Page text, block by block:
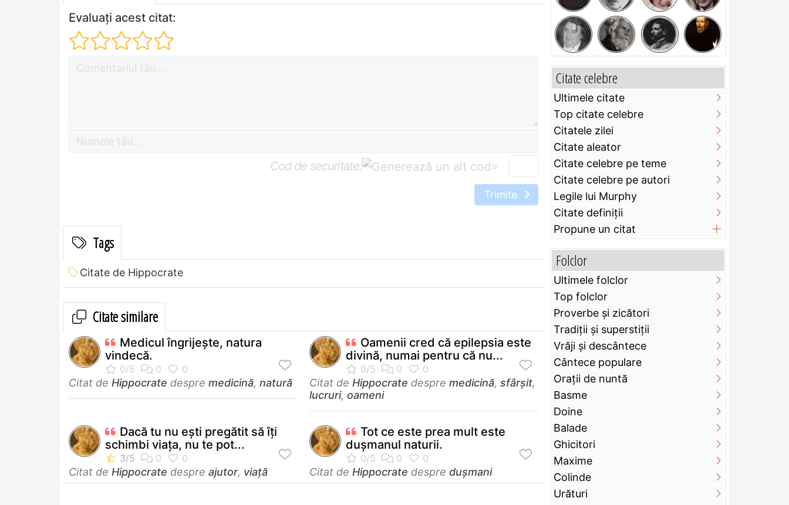
Evaluați acest citat:
Cod de securitate: =
Trimite
Tags
Citate de Hippocrate
Citate similare
Medicul îngrijeşte, natura
vindecă.
Citat de Hippocrate despre medicină, natură
Oamenii cred că epilepsia este
divină, numai pentru că nu...
Citat de Hippocrate despre medicină, sfârșit,
lucruri, oameni
Dacă tu nu eşti pregătit să îţi
schimbi viaţa, nu te pot...
Citat de Hippocrate despre ajutor, viață
Tot ce este prea mult este
duşmanul naturii.
Citat de Hippocrate despre dușmani
Citate celebre
Ultimele citate
Top citate celebre
Citatele zilei
Citate aleator
Citate celebre pe teme
Citate celebre pe autori
Legile lui Murphy
Citate definiţii
Propune un citat
Folclor
Ultimele folclor
Top folclor
Proverbe și zicători
Tradiții și superstiții
Vrăji și descântece
Cântece populare
Orații de nuntă
Basme
Doine
Balade
Ghicitori
Maxime
Colinde
Urături